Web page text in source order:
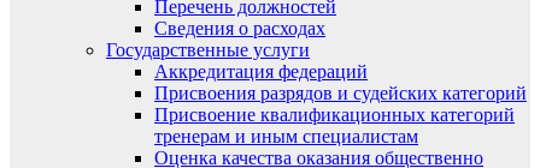
Перечень должностей
Сведения о расходах
Государственные услуги
Аккредитация федераций
Присвоения разрядов и судейских категорий
Присвоение квалификационных категорий
тренерам и иным специалистам
Оценка качества оказания общественно